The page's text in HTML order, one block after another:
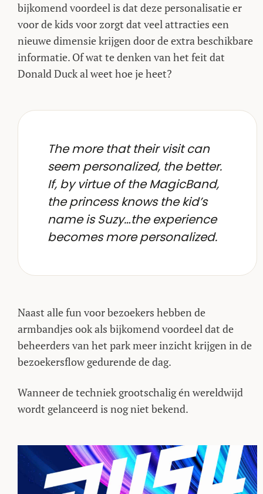
bijkomend voordeel is dat deze personalisatie er
voor de kids voor zorgt dat veel attracties een
nieuwe dimensie krijgen door de extra beschikbare
informatie. Of wat te denken van het feit dat
Donald Duck al weet hoe je heet?
The more that their visit can
seem personalized, the better.
If, by virtue of the MagicBand,
the princess knows the kid’s
name is Suzy…the experience
becomes more personalized.
Naast alle fun voor bezoekers hebben de
armbandjes ook als bijkomend voordeel dat de
beheerders van het park meer inzicht krijgen in de
bezoekersflow gedurende de dag.
Wanneer de techniek grootschalig én wereldwijd
wordt gelanceerd is nog niet bekend.